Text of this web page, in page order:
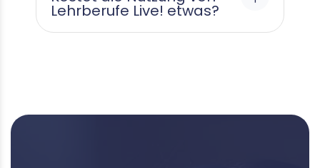
Lehrberufe Live! etwas?